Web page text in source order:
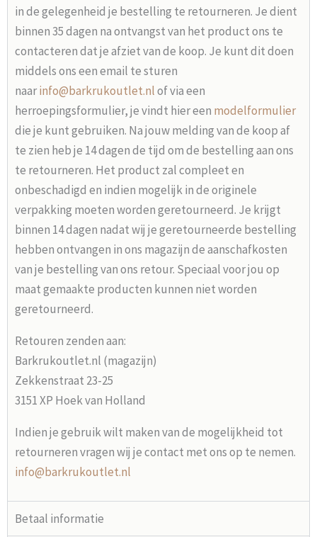
in de gelegenheid je bestelling te retourneren. Je dient
binnen 35 dagen na ontvangst van het product ons te
contacteren dat je afziet van de koop. Je kunt dit doen
middels ons een email te sturen
naarinfo@barkrukoutlet.nlof via een
herroepingsformulier, je vindt hier een modelformulier
die je kunt gebruiken. Na jouw melding van de koop af
te zien heb je 14 dagen de tijd om de bestelling aan ons
te retourneren. Het product zal compleet en
onbeschadigd en indien mogelijk in de originele
verpakking moeten worden geretourneerd. Je krijgt
binnen 14 dagen nadat wij je geretourneerde bestelling
hebben ontvangen in ons magazijn de aanschafkosten
van je bestelling van ons retour. Speciaal voor jou op
maat gemaakte producten kunnen niet worden
geretourneerd.
Retouren zenden aan:
Barkrukoutlet.nl (magazijn)
Zekkenstraat 23-25
3151 XP Hoek van Holland
Indien je gebruik wilt maken van de mogelijkheid tot
retourneren vragen wij je contact met ons op te nemen.
info@barkrukoutlet.nl
Betaal informatie